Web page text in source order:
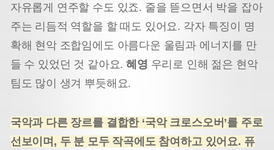
자유롭게 연주할 수도 있죠. 줄을 뜯으면서 박을 잡아
주는 리듬적 역할을 할 때도 있어요. 각자 특징이 명
확해 현악 조합임에도 아름다운 울림과 에너지를 만
들 수 있었던 것 같아요.혜영 우리로 인해 젊은 현악
팀도 많이 생겨 뿌듯해요.
국악과 다른 장르를 결합한 ‘국악 크로스오버’를 주로
선보이며, 두 분 모두 작곡에도 참여하고 있어요. 퓨